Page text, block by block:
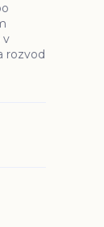
v
rozvod